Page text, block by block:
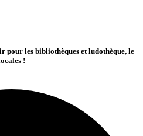
pour les bibliothèques et ludothèque, le
!